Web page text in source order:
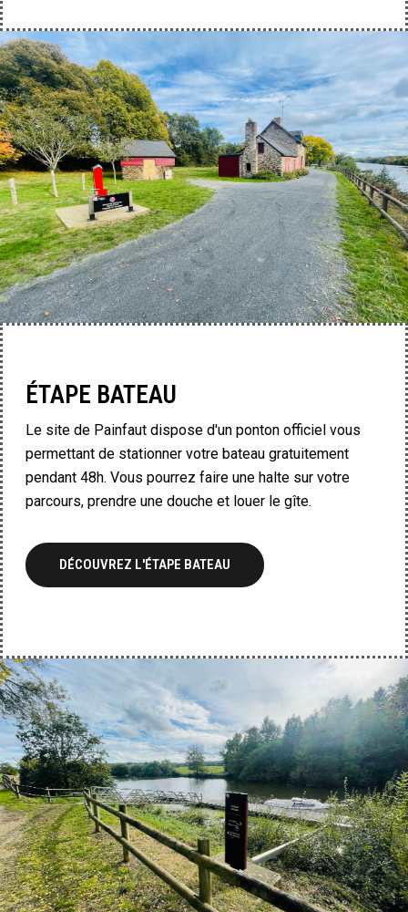
ÉTAPE BATEAU
Le site de Painfaut dispose d'un ponton officiel vous
permettant de stationner votre bateau gratuitement
pendant 48h. Vous pourrez faire une halte sur votre
parcours, prendre une douche et louer le gîte.
DÉCOUVREZ L'ÉTAPE BATEAU